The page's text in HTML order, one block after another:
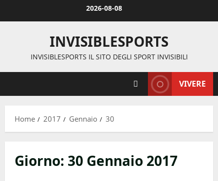
2026-08-08
INVISIBLESPORTS
INVISIBLESPORTS IL SITO DEGLI SPORT INVISIBILI
VIVERE
Home 2017 Gennaio 30
Giorno: 30 Gennaio 2017